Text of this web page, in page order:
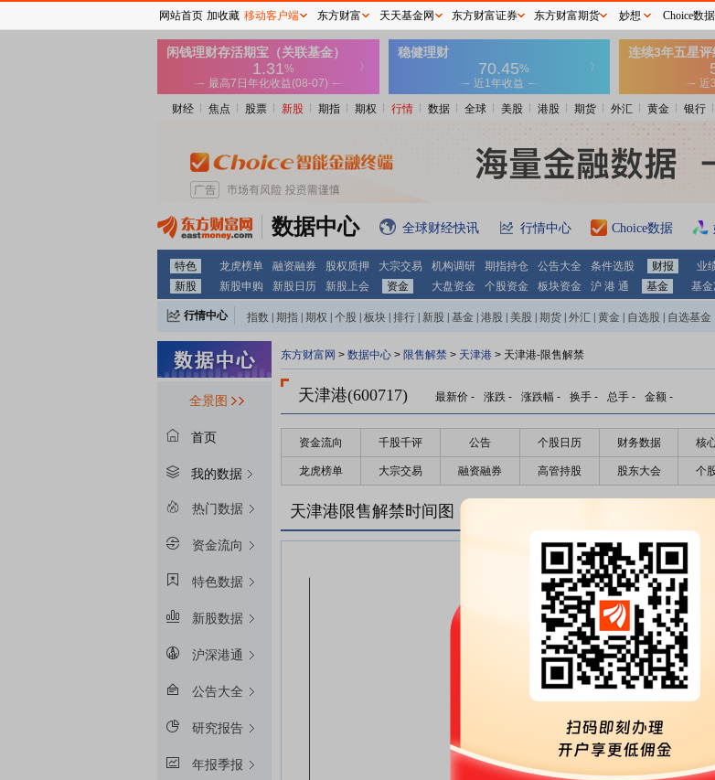
财经 焦点 股票 新股 期指 期权 行情 数据 全球 美股 港股 期货 外汇 黄金 银行
数据中心 全球财经快讯 行情中心 Choice数据
特色 龙虎榜单 融资融券 股权质押 大宗交易 机构调研 期指持仓 公告大全 条件选股 财报 业
新股
新股申购 新股日历 新股上会 资金 大盘资金 个股资金 板块资金 沪 港 通 基金 基金
行情中心 指数 期指 期权 个股 板块 排行 新股 基金 港股 美股 期货 外汇 黄金 自选股 自选基金
全景图
首页
我的数据
热门数据
资金流向
特色数据
新股数据
沪深港通
公告大全
研究报告
年报季报
东方财富网 > 数据中心 > 限售解禁 > 天津港 > 天津港-限售解禁
天津港(600717) 最新价 - 涨跌 - 涨跌幅 - 换手 - 总手 - 金额 -
资金流向 千股千评 公告 个股日历 财务数据 核
龙虎榜单 大宗交易 融资融券 高管持股 股东大会 个
天津港限售解禁时间图
网站首页 加收藏 移动客户端 东方财富 天天基金网 东方财富证券 东方财富期货 妙想 Choice数据